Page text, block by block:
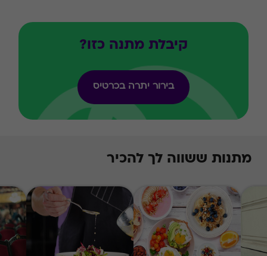
קיבלת מתנה כזו?
בירור יתרה בכרטיס
מתנות ששווה לך להכיר